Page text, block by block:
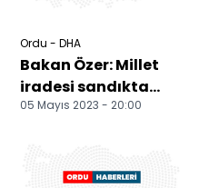
Ordu - DHA
Bakan Özer: Millet
iradesi sandıkta
tecelli edecek (3)
05 Mayıs 2023 - 20:00